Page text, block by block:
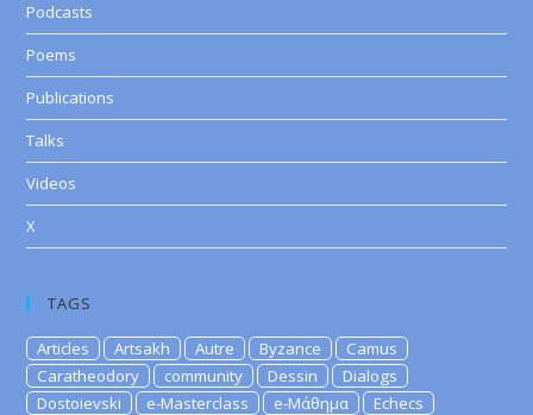
Podcasts
Poems
Publications
Talks
Videos
X
TAGS
Articles Artsakh Autre Byzance
Camus
Caratheodory
community Dessin
Dialogs
Dostoievski
e-Masterclass e-Μάθημα
Echecs